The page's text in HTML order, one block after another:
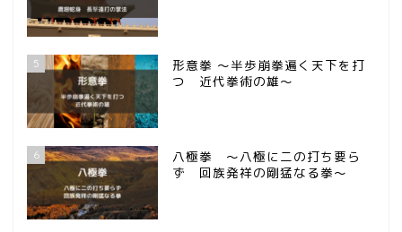
5
形意拳 ～半歩崩拳遍く天下を打
つ 近代拳術の雄～
6
八極拳 ～八極に二の打ち要ら
ず 回族発祥の剛猛なる拳～